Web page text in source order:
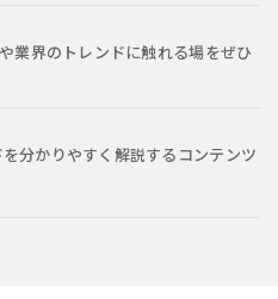
業界のトレンドに触れる場をぜひ
分かりやすく解説するコンテンツ